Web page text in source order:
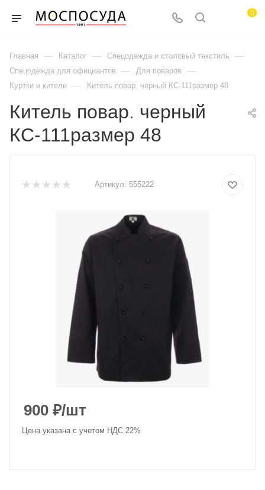
0
Главная — Каталог — Спецодежда и столовый текстиль —
Спецодежда для официантов — Для поваров —
Куртки и кители — Китель повар. черный КС-111размер 48
Китель повар. черный
КС-111размер 48
Артикул: 555222
900 ₽/шт
Цена указана с учетом НДС 22%